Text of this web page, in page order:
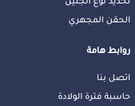
تحديد نوع الجنين
الحقن المجهري
روابط هامة
اتصل بنا
حاسبة فترة الولادة